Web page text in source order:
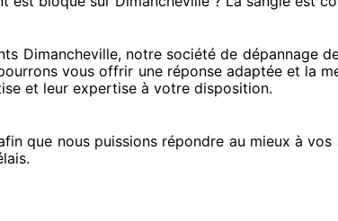
Dimancheville, notre société de dépannage
vous offrir une réponse adaptéeet la
et leur expertise à votre disposition.
que nous puissions répondre au mieux à vos